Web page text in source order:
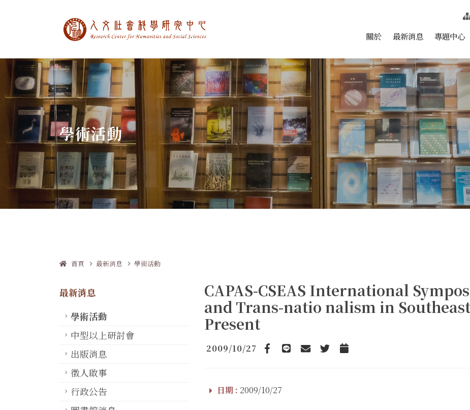
中央研究院人文社會科學研究中心 跳至中央區塊/Main Content
關於 最新消息 專題中心
學術活動
首頁 最新消息 學術活動
最新消息
學術活動
中型以上研討會
出版消息
徵人啟事
行政公告
CAPAS-CSEAS International
and Trans-natio nalism in
Present
2009/10/27
Facebook
line emailTwitterAdd to Calendar
日期 : 2009/10/27